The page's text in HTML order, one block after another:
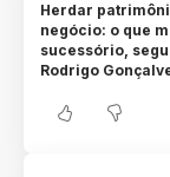
Herdar
negócio: o que
sucessório,
Rodrigo